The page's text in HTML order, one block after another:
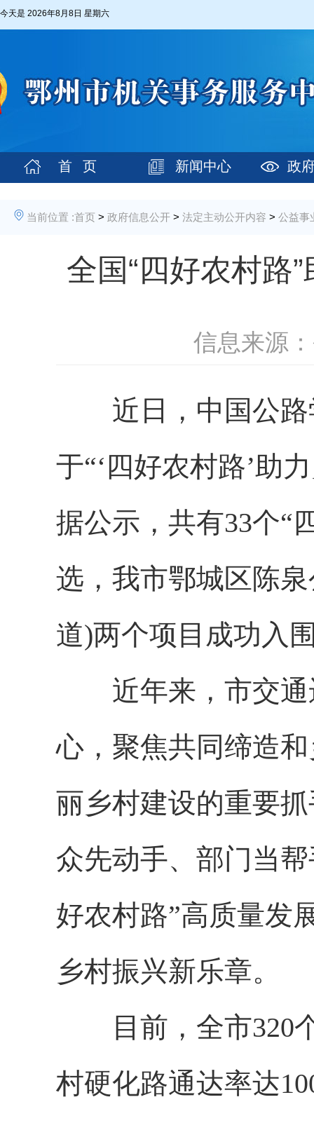
今天是 2026年8月8日 星期六
首 页 新闻中心 政
当前位置 :首页 > 政府信息公开 > 法定主动公开内容 > 公益事
全国“四好农村路
信息来源
近日，中国公路
于“‘四好农村路’助
据公示，共有33个“
选，我市鄂城区陈
道)两个项目成功入
近年来，市交通
心，聚焦共同缔造
丽乡村建设的重要
众先动手、部门当
好农村路”高质量发
乡村振兴新乐章。
目前，全市320个
村硬化路通达率达